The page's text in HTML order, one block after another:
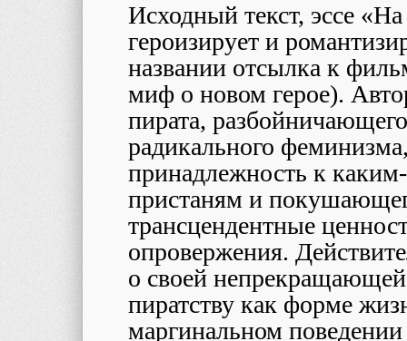
Исходный текст, эссе
героизирует и
названии отсылка к
миф о новом герое).
пирата,
радикального
принадлежность к
пристаням и
трансцендентные
опровержения.
о своей
пиратству как форме
маргинальном